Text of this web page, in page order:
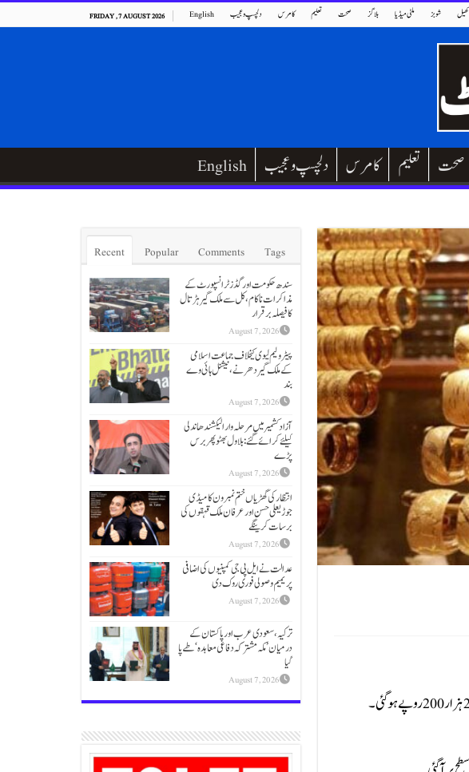
FRIDAY , 7 AUGUST 2026 English دلچسپ و عجیب کامرس تعلیم صحت بلاگز ملٹی میڈیا شوبز کھیل
English دلچسپ و عجیب کامرس تعلیم صحت
Recent Popular Comments
Tags
سندھ حکومت اور گڈز ٹرانسپورٹ کے
مذاکرات ناکام،کل سے ملک گیر ہڑتال
کا فیصلہ برقرار
August 7, 2026
پیٹرولیم لیوی کیخلاف جماعت اسلامی
کےملک گیر دھرنے، نیشنل ہائی وے
بند
August 7, 2026
آزاد کشمیر میں مرحلہ وار الیکشندھاندلی
کیلئے کرائے گئے: بلاول بھٹو پھر برس
پڑے
August 7, 2026
انتظار کی گھڑیاں ختم نمبر ون کامیڈی
جوڑیعلی حسن اور عرفان ملک قہقوں کی
برسات کرینگے
August 7, 2026
عدالت نے ایل پی جی کمپنیوں کی اضافی
پریمیم وصولی فوری روک دی
August 7, 2026
ترکیہ، سعودی عرب اور پاکستان کے
درمیان ’مکہ مشترکہ دفاعی معاہدہ‘ طے پا
گیا
August 7, 2026